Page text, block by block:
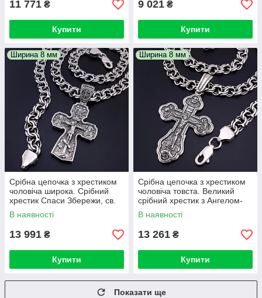
11 771 ₴
Купити
9 021 ₴
Купити
Ширина 8 мм
Срібна цепочка з хрестиком
чоловіча широка. Срібний
хрестик Спаси Збережи, св.
Микола і Архангели з срібним
ланцюжком. 50 см
В наявності
13 991 ₴
Купити
Ширина 8 мм
Срібна цепочка з хрестиком
чоловіча товста. Великий
срібний хрестик з Ангелом-
охоронцем і масивна
цепочка бісмарк. 50 см
В наявності
13 261 ₴
Купити
Показати ще